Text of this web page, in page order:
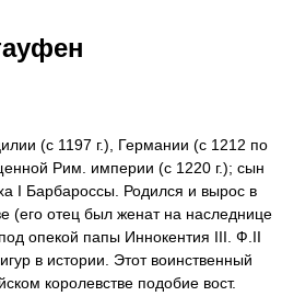
(с 1197 г.), Германии (с 1212 по
Рим. империи (с 1220 г.); сын
I Барбароссы. Родился и вырос в
(его отец был женат на наследнице
опекой папы Иннокентия III. Ф.II
в истории. Этот воинственный
королевстве подобие вост.